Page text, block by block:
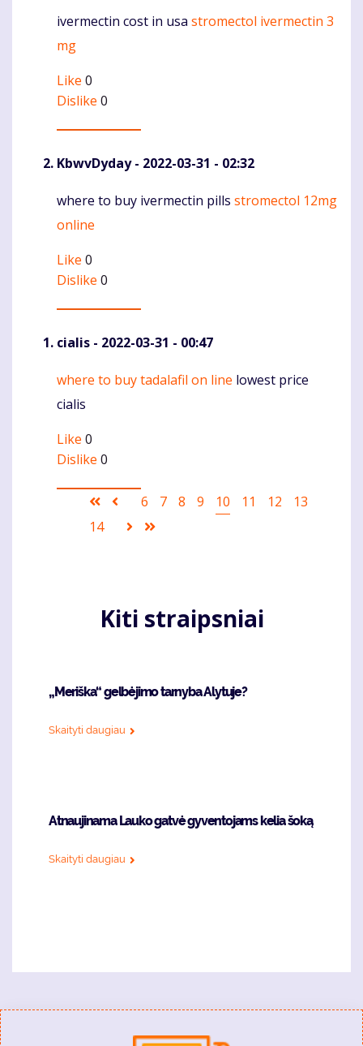
Komentaras
ivermectin cost in usa stromectol ivermectin 3
mg
Like 0
Dislike 0
KbwvDyday- 2022-03-31 - 02:32
Komentaras
where to buy ivermectin pills stromectol 12mg
online
Like 0
Dislike 0
cialis - 2022-03-31 - 00:47
Komentaras
where to buy tadalafil on line lowest price
cialis
Like 0
Dislike 0
Pagination
First
page
Ankstesnis
puslapis
Puslapis
6 Puslapis
7 Puslapis
8 Puslapis
9
Current
10 Puslapis
11 Puslapis
12 Puslapis
13
Puslapis
14
Sekantis
Kiti straipsniai
„Meriška“ gelbėjimo tarnyba Alytuje?
Skaityti daugiau
Atnaujinama Lauko gatvė gyventojams kelia šoką
Skaityti daugiau